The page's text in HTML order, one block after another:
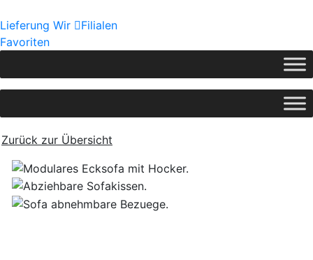
Lieferung Wir
Filialen
Favoriten
Zurück zur Übersicht